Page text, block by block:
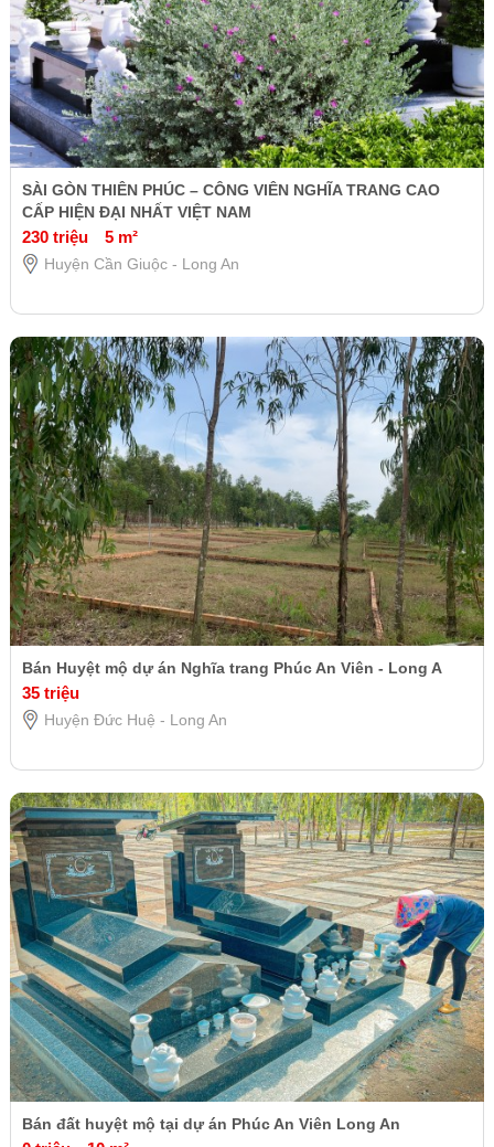
SÀI GÒN THIÊN PHÚC – CÔNG VIÊN NGHĨA TRANG CAO
CẤP HIỆN ĐẠI NHẤT VIỆT NAM
230 triệu 5 m²
Huyện Cần Giuộc - Long An
Bán Huyệt mộ dự án Nghĩa trang Phúc An Viên - Long A
35 triệu
Huyện Đức Huệ - Long An
Bán đất huyệt mộ tại dự án Phúc An Viên Long An